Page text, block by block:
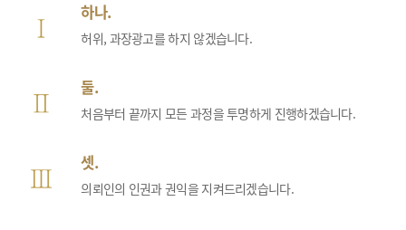
하나.
허위, 과장광고를 하지 않겠습니다.
둘.
처음부터 끝까지 모든 과정을 투명하게 진행하겠습니다.
셋.
의뢰인의 인권과 권익을 지켜드리겠습니다.